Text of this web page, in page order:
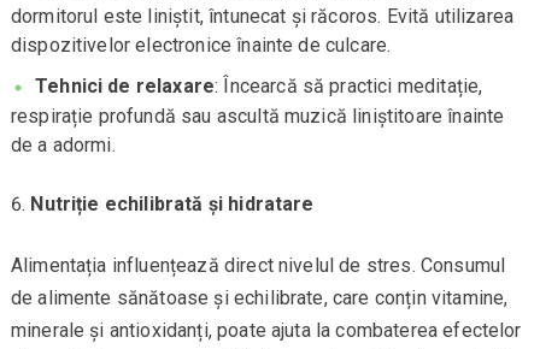
dormitorul este liniștit, întunecat și răcoros. Evită utilizarea
dispozitivelor electronice înainte de culcare.
Tehnici de relaxare: Încearcă să practici meditație,
respirație profundă sau ascultă muzică liniștitoare înainte
de a adormi.
Nutriție echilibrată și hidratare
Alimentația influențează direct nivelul de stres. Consumul
de alimente sănătoase și echilibrate, care conțin vitamine,
minerale și antioxidanți, poate ajuta la combaterea efectelor